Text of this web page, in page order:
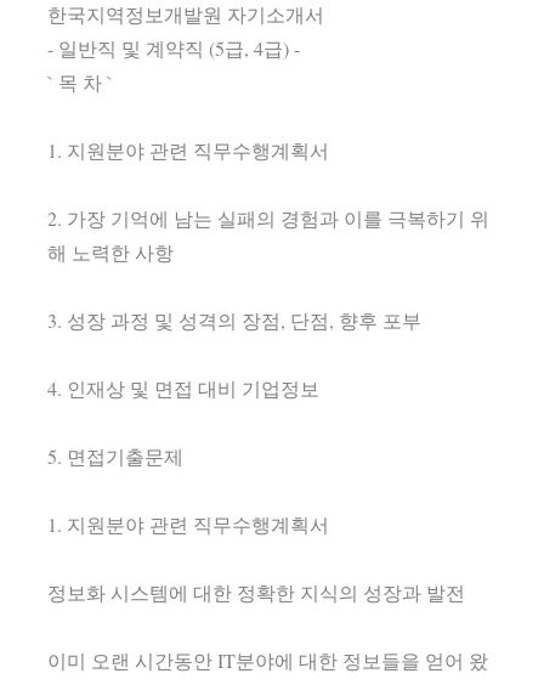
한국지역정보개발원 자기소개서
- 일반직 및 계약직 (5급, 4급) -
` 목 차 `
1. 지원분야 관련 직무수행계획서
2. 가장 기억에 남는 실패의 경험과 이를 극복하기 위
해 노력한 사항
3. 성장 과정 및 성격의 장점, 단점, 향후 포부
4. 인재상 및 면접 대비 기업정보
5. 면접기출문제
1. 지원분야 관련 직무수행계획서
정보화 시스템에 대한 정확한 지식의 성장과 발전
이미 오랜 시간동안 IT분야에 대한 정보들을 얻어 왔